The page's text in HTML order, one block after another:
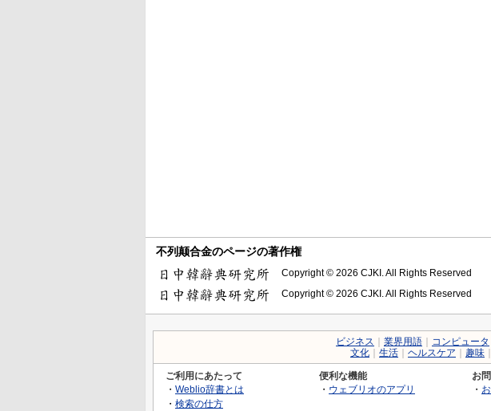
不列颠合金のページの著作権
Copyright © 2026 CJKI. All Rights Reserved
Copyright © 2026 CJKI. All Rights Reserved
ビジネス 業界用語 コンピュータ
文化
生活 ヘルスケア 趣味
ご利用にあたって
・ Weblio辞書とは
・ 検索の仕方
便利な機能
・ ウェブリオのアプリ
お
・